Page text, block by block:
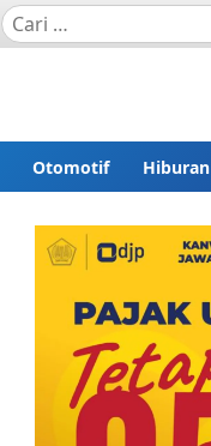
Otomotif Hiburan